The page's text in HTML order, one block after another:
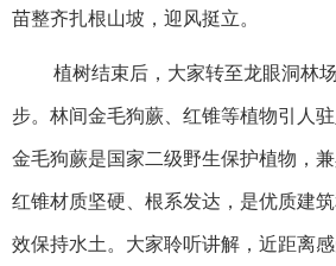
苗整齐扎根山坡，迎风挺立。
植树结束后，大家转至龙眼洞林
步。林间金毛狗蕨、红锥等植物引人
金毛狗蕨是国家二级野生保护植物，兼
红锥材质坚硬、根系发达，是优质建
效保持水土。大家聆听讲解，近距离